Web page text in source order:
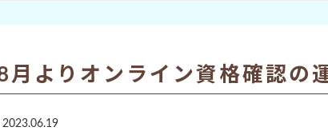
月よりオンライン資格確認の
2023.06.19